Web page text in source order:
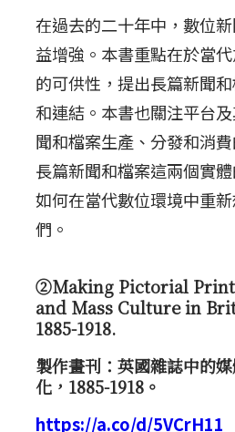
在過去的二十年中，數位
益增強。本書重點在於當
的可供性，提出長篇新聞
和連結。本書也關注平台
聞和檔案生產、分發和消
長篇新聞和檔案這兩個實
如何在當代數位環境中重
們。
②Making Pictorial
and Mass Culture in
1885-1918.
製作畫刊：英國雜誌中的
化，1885-1918。
https://a.co/d/5VCrH11